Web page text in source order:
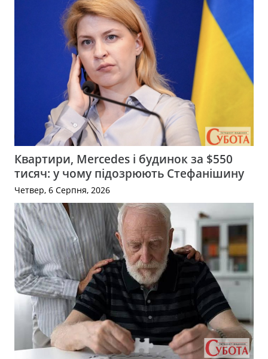
Квартири, Mercedes і будинок за $550
тисяч: у чому підозрюють Стефанішину
Четвер, 6 Серпня, 2026